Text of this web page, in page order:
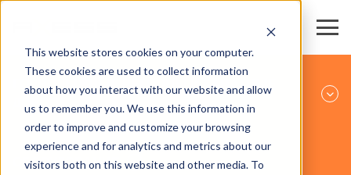
This website stores cookies on your computer.
These cookies are used to collect information
about how you interact with our website and allow
us to remember you. We use this information in
order to improve and customize your browsing
experience and for analytics and metrics about our
visitors both on this website and other media. To
ОБОРУДОВАНИЕ
ГОРНОЛЫЖНЫЕ РЕГИОНЫ И КАНАТНЫЕ
ДОРОГИ